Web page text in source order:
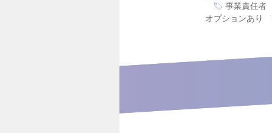
事業責任者
オプションあり